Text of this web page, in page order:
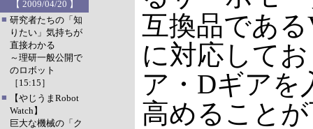
【 2009/04/20 】
■ 研究者たちの「知
りたい」気持ちが
直接わかる
～理研一般公開で
のロボット
［15:15］
■
【やじうまRobot
Watch】
巨大な機械の「ク
互換品である
に対応して
ア・Dギアを
高めること